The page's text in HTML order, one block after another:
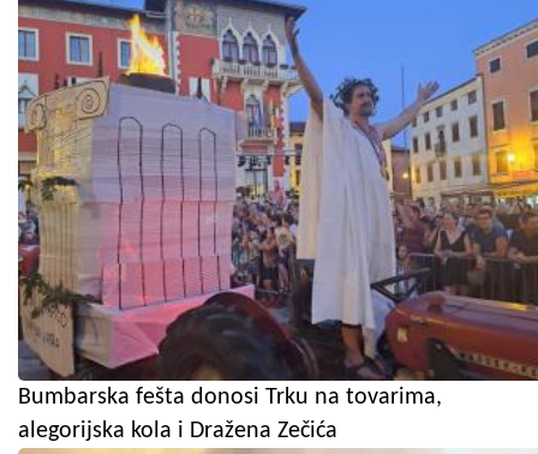
Bumbarska fešta donosi Trku na tovarima,
alegorijska kola i Dražena Zečića